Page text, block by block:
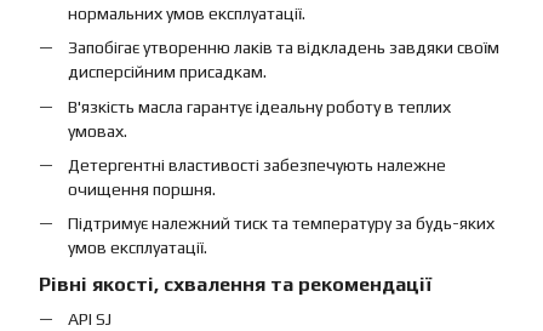
нормальних умов експлуатації.
Запобігає утворенню лаків та відкладень завдяки своїм
дисперсійним присадкам.
В'язкість масла гарантує ідеальну роботу в теплих
умовах.
Детергентні властивості забезпечують належне
очищення поршня.
Підтримує належний тиск та температуру за будь-яких
умов експлуатації.
Рівні якості, схвалення та рекомендації
API SJ